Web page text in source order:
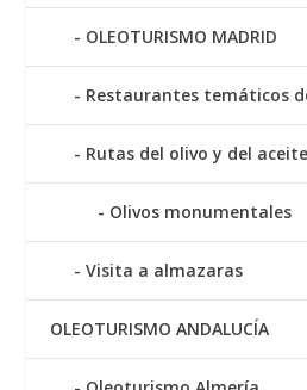
OLEOTURISMO MADRID
Restaurantes temáticos
Rutas del olivo y del aceite
Olivos monumentales
Visita a almazaras
OLEOTURISMO ANDALUCÍA